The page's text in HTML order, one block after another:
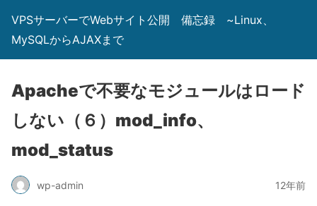
VPSサーバーでWebサイト公開 備忘録 ~Linux、
MySQLからAJAXまで
Apacheで不要なモジュールはロード
しない（６）mod_info、
mod_status
wp-admin 12年前